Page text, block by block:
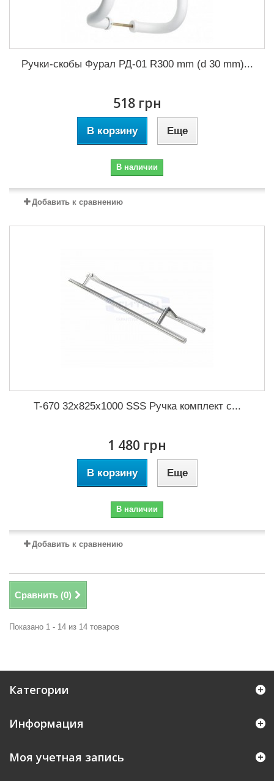
Ручки-скобы Фурал РД-01 R300 mm (d 30 mm)...
518 грн
В корзину Еще
В наличии
Добавить к сравнению
T-670 32x825x1000 SSS Ручка комплект с...
1 480 грн
В корзину Еще
В наличии
Добавить к сравнению
Сравнить (0)
Показано 1 - 14 из 14 товаров
Категории
Информация
Моя учетная запись